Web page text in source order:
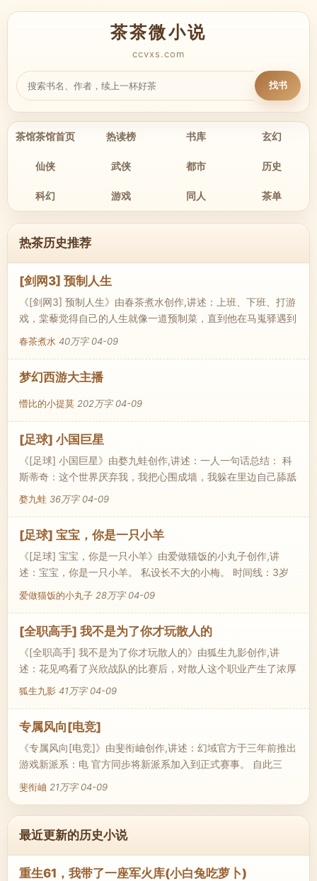
茶茶微小说
ccvxs.com
找书
茶馆茶馆首页 热读榜 书库 玄幻
仙侠 武侠 都市 历史
科幻 游戏 同人 茶单
热茶历史推荐
[剑网3] 预制人生
《[剑网3] 预制人生》由春茶煮水创作,讲述：上班、下班、打游
戏，棠藜觉得自己的人生就像一道预制菜，直到他在马嵬驿遇到
了那个劫..
春茶煮水 40万字 04-09
梦幻西游大主播
懵比的小提莫 202万字 04-09
[足球] 小国巨星
《[足球] 小国巨星》由婺九蛙创作,讲述：一人一句话总结： 科
斯蒂奇：这个世界厌弃我，我把心围成墙，我躲在里边自己舔舐
伤口。..
婺九蛙 36万字 04-09
[足球] 宝宝，你是一只小羊
《[足球] 宝宝，你是一只小羊》由爱做猫饭的小丸子创作,讲
述：宝宝，你是一只小羊。 私设长不大的小梅。 时间线：3岁
萌萌的幼崽—11岁被确诊生长激素缺..
爱做猫饭的小丸子 28万字 04-09
[全职高手] 我不是为了你才玩散人的
《[全职高手] 我不是为了你才玩散人的》由狐生九影创作,讲
述：花见鸣看了兴欣战队的比赛后，对散人这个职业产生了浓厚
的兴趣，于是从0开始自建散人，..
狐生九影 41万字 04-09
专属风向[电竞]
《专属风向[电竞]》由斐衔岫创作,讲述：幻域官方于三年前推出
游戏新派系：电 官方同步将新派系加入到正式赛事。 自此三
年，世界..
斐衔岫 21万字 04-09
最近更新的历史小说
重生61，我带了一座军火库(小白兔吃萝卜)